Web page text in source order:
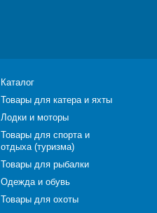
Каталог
Товары для катера и яхты
Лодки и моторы
Товары для спорта и
отдыха (туризма)
Товары для рыбалки
Одежда и обувь
Товары для охоты